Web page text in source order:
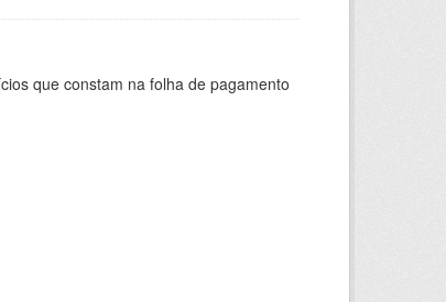
que constam na folha de pagamento